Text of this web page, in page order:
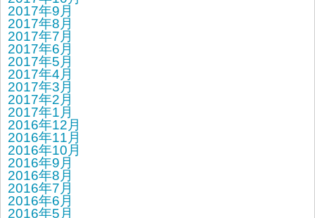
2017年9月
2017年8月
2017年7月
2017年6月
2017年5月
2017年4月
2017年3月
2017年2月
2017年1月
2016年12月
2016年11月
2016年10月
2016年9月
2016年8月
2016年7月
2016年6月
2016年5月